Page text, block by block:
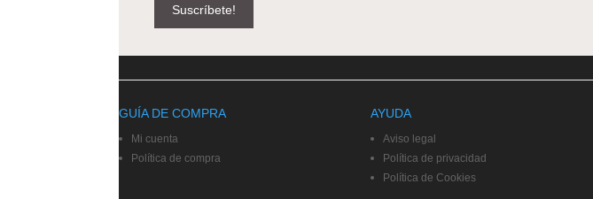
Suscríbete!
GUÍA DE COMPRA
Mi cuenta
Política de compra
AYUDA
Aviso legal
Política de privacidad
Política de Cookies